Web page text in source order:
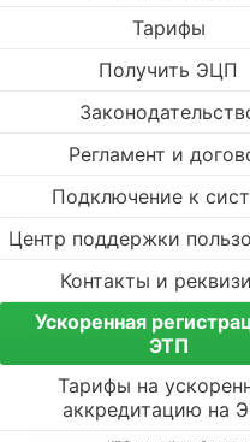
Тарифы
Получить ЭЦП
Регламент и
Подключение к
Центр поддержки
Контакты и
Ускоренная
ЭТП
Тарифы на
аккредитацию на